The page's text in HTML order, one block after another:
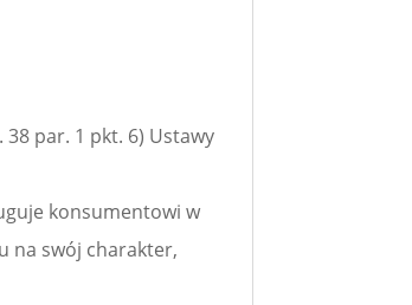
par. 1 pkt. 6) Ustawy
konsumentowi w
na swój charakter,